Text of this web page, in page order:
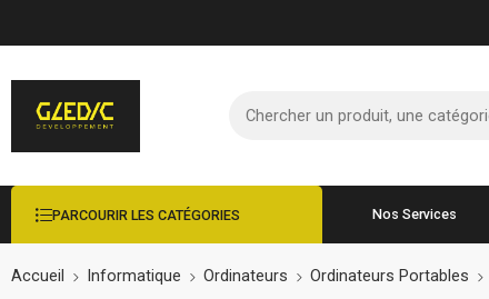
PARCOURIR LES CATÉGORIES Nos Services
Accueil Informatique Ordinateurs Ordinateurs Portables